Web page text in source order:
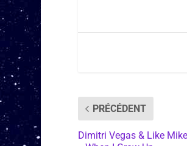
PRÉCÉDENT
Dimitri Vegas & Like